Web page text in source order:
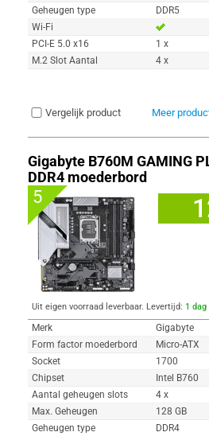
Geheugen type
DDR5
Wi-Fi
PCI-E 5.0 x16
1 x
M.2 Slot Aantal
4 x
Vergelijk product Meer
Gigabyte B760M GAMING
DDR4 moederbord
5
Uit eigen voorraad leverbaar. Levertijd: 1
Merk
Gigabyte
Form factor moederbord
Micro-ATX
Socket
1700
Chipset
Intel B760
Aantal geheugen slots
4 x
Max. Geheugen
128 GB
Geheugen type
DDR4